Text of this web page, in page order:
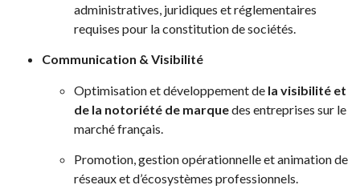
administratives, juridiques et réglementaires
requises pour la constitution de sociétés.
Communication & Visibilité
Optimisation et développement de la visibilité et
de la notoriété de marquedes entreprises sur le
marché français.
Promotion, gestion opérationnelle et animation de
réseaux et d’écosystèmes professionnels.